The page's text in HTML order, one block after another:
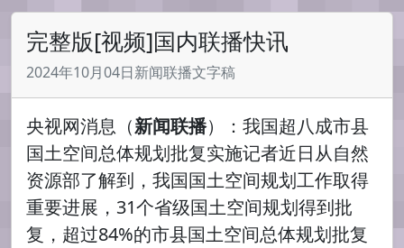
完整版[视频]国内联播快讯
2024年10月04日新闻联播文字稿
央视网消息（新闻联播）：我国超八成市县
国土空间总体规划批复实施记者近日从自然
资源部了解到，我国国土空间规划工作取得
重要进展，31个省级国土空间规划得到批
复，超过84%的市县国土空间总体规划批复